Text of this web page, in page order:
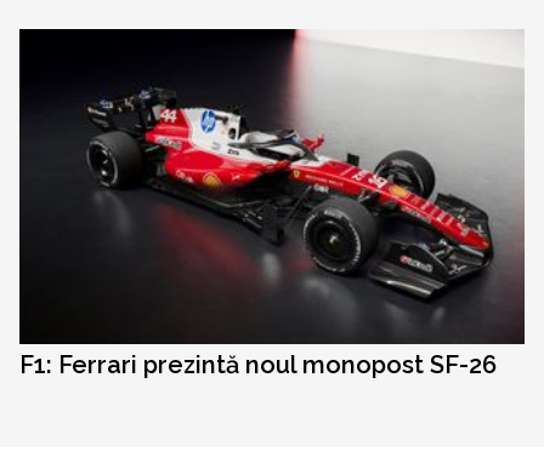
F1: Ferrari prezintă noul monopost SF-26